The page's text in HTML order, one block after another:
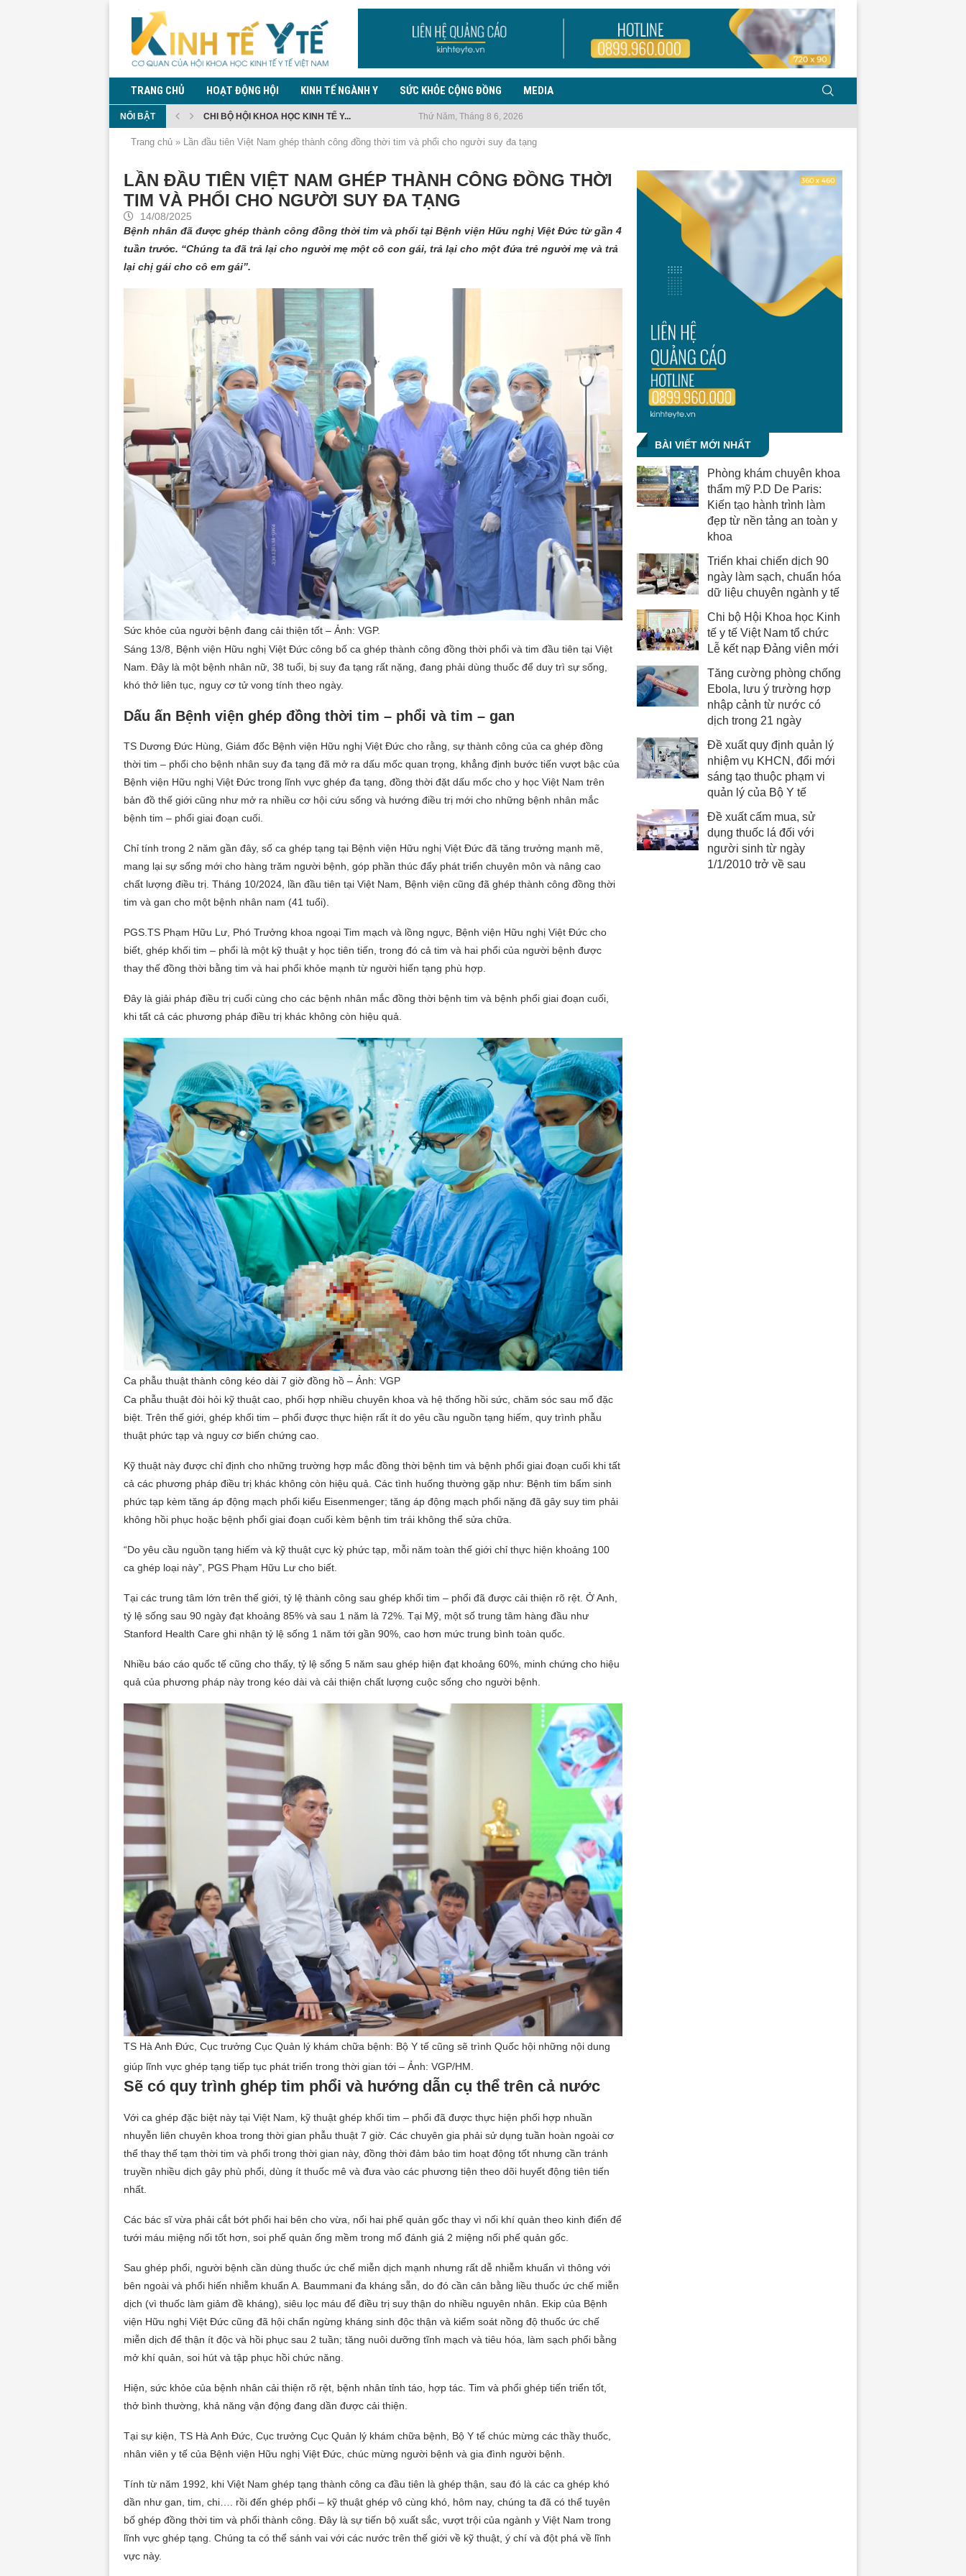
TRANG CHỦ HOẠT ĐỘNG HỘI KINH TẾ NGÀNH Y SỨC KHỎE CỘNG ĐỒNG MEDIA
NỔI BẬT CHI BỘ HỘI KHOA HỌC KINH TẾ Y...
TĂNG CƯỜNG PHÒNG CHỐNG EBOLA, LƯU Ý TRƯỜNG...
ĐỀ XUẤT QUY ĐỊNH QUẢN LÝ NHIỆM VỤ...
ĐỀ XUẤT CẤM MUA, SỬ DỤNG THUỐC LÁ...
BỘ Y TẾ THÔNG TIN DIỄN BIẾN PHỨC...
QUY ĐỊNH GIÁM SÁT TRONG PHÒNG, CHỐNG BỆNH...
KIỂM DỊCH Y TẾ ĐỐI VỚI NGƯỜI NHẬP...
PHÓ THỦ TƯỚNG PHẠM THỊ THANH TRÀ CHIA...
Thứ Năm, Tháng 8 6, 2026
Trang chủ » Lần đầu tiên Việt Nam ghép thành công đồng thời tim và phổi cho người suy đa tạng
LẦN ĐẦU TIÊN VIỆT NAM GHÉP THÀNH CÔNG ĐỒNG THỜI
TIM VÀ PHỔI CHO NGƯỜI SUY ĐA TẠNG
14/08/2025
Bệnh nhân đã được ghép thành công đồng thời tim và phổi tại Bệnh viện Hữu nghị Việt Đức từ gần 4
tuần trước. “Chúng ta đã trả lại cho người mẹ một cô con gái, trả lại cho một đứa trẻ người mẹ và trả
lại chị gái cho cô em gái”.
Sức khỏe của người bệnh đang cải thiện tốt – Ảnh: VGP.
Sáng 13/8, Bệnh viện Hữu nghị Việt Đức công bố ca ghép thành công đồng thời phổi và tim đầu tiên tại Việt
Nam. Đây là một bệnh nhân nữ, 38 tuổi, bị suy đa tạng rất nặng, đang phải dùng thuốc để duy trì sự sống,
khó thở liên tục, nguy cơ tử vong tính theo ngày.
Dấu ấn Bệnh viện ghép đồng thời tim – phổi và tim – gan
TS Dương Đức Hùng, Giám đốc Bệnh viện Hữu nghị Việt Đức cho rằng, sự thành công của ca ghép đồng
thời tim – phổi cho bệnh nhân suy đa tạng đã mở ra dấu mốc quan trọng, khẳng định bước tiến vượt bậc của
Bệnh viện Hữu nghị Việt Đức trong lĩnh vực ghép đa tạng, đồng thời đặt dấu mốc cho y học Việt Nam trên
bản đồ thế giới cũng như mở ra nhiều cơ hội cứu sống và hướng điều trị mới cho những bệnh nhân mắc
bệnh tim – phổi giai đoạn cuối.
Chỉ tính trong 2 năm gần đây, số ca ghép tạng tại Bệnh viện Hữu nghị Việt Đức đã tăng trưởng mạnh mẽ,
mang lại sự sống mới cho hàng trăm người bệnh, góp phần thúc đẩy phát triển chuyên môn và nâng cao
chất lượng điều trị. Tháng 10/2024, lần đầu tiên tại Việt Nam, Bệnh viện cũng đã ghép thành công đồng thời
tim và gan cho một bệnh nhân nam (41 tuổi).
PGS.TS Phạm Hữu Lư, Phó Trưởng khoa ngoại Tim mạch và lồng ngực, Bệnh viện Hữu nghị Việt Đức cho
biết, ghép khối tim – phổi là một kỹ thuật y học tiên tiến, trong đó cả tim và hai phổi của người bệnh được
thay thế đồng thời bằng tim và hai phổi khỏe mạnh từ người hiến tạng phù hợp.
Đây là giải pháp điều trị cuối cùng cho các bệnh nhân mắc đồng thời bệnh tim và bệnh phổi giai đoạn cuối,
khi tất cả các phương pháp điều trị khác không còn hiệu quả.
Ca phẫu thuật thành công kéo dài 7 giờ đồng hồ – Ảnh: VGP
Ca phẫu thuật đòi hỏi kỹ thuật cao, phối hợp nhiều chuyên khoa và hệ thống hồi sức, chăm sóc sau mổ đặc
biệt. Trên thế giới, ghép khối tim – phổi được thực hiện rất ít do yêu cầu nguồn tạng hiếm, quy trình phẫu
thuật phức tạp và nguy cơ biến chứng cao.
Kỹ thuật này được chỉ định cho những trường hợp mắc đồng thời bệnh tim và bệnh phổi giai đoạn cuối khi tất
cả các phương pháp điều trị khác không còn hiệu quả. Các tình huống thường gặp như: Bệnh tim bẩm sinh
phức tạp kèm tăng áp động mạch phổi kiểu Eisenmenger; tăng áp động mạch phổi nặng đã gây suy tim phải
không hồi phục hoặc bệnh phổi giai đoạn cuối kèm bệnh tim trái không thể sửa chữa.
“Do yêu cầu nguồn tạng hiếm và kỹ thuật cực kỳ phức tạp, mỗi năm toàn thế giới chỉ thực hiện khoảng 100
ca ghép loại này”, PGS Phạm Hữu Lư cho biết.
Tại các trung tâm lớn trên thế giới, tỷ lệ thành công sau ghép khối tim – phổi đã được cải thiện rõ rệt. Ở Anh,
tỷ lệ sống sau 90 ngày đạt khoảng 85% và sau 1 năm là 72%. Tại Mỹ, một số trung tâm hàng đầu như
Stanford Health Care ghi nhận tỷ lệ sống 1 năm tới gần 90%, cao hơn mức trung bình toàn quốc.
Nhiều báo cáo quốc tế cũng cho thấy, tỷ lệ sống 5 năm sau ghép hiện đạt khoảng 60%, minh chứng cho hiệu
quả của phương pháp này trong kéo dài và cải thiện chất lượng cuộc sống cho người bệnh.
TS Hà Anh Đức, Cục trưởng Cục Quản lý khám chữa bệnh: Bộ Y tế cũng sẽ trình Quốc hội những nội dung
giúp lĩnh vực ghép tạng tiếp tục phát triển trong thời gian tới – Ảnh: VGP/HM.
Sẽ có quy trình ghép tim phổi và hướng dẫn cụ thể trên cả nước
Với ca ghép đặc biệt này tại Việt Nam, kỹ thuật ghép khối tim – phổi đã được thực hiện phối hợp nhuần
nhuyễn liên chuyên khoa trong thời gian phẫu thuật 7 giờ. Các chuyên gia phải sử dụng tuần hoàn ngoài cơ
thể thay thế tạm thời tim và phổi trong thời gian này, đồng thời đảm bảo tim hoạt động tốt nhưng cần tránh
truyền nhiều dịch gây phù phổi, dùng ít thuốc mê và đưa vào các phương tiện theo dõi huyết động tiên tiến
nhất.
Các bác sĩ vừa phải cắt bớt phổi hai bên cho vừa, nối hai phế quản gốc thay vì nối khí quản theo kinh điển để
tưới máu miệng nối tốt hơn, soi phế quản ống mềm trong mổ đánh giá 2 miệng nối phế quản gốc.
Sau ghép phổi, người bệnh cần dùng thuốc ức chế miễn dịch mạnh nhưng rất dễ nhiễm khuẩn vì thông với
bên ngoài và phổi hiến nhiễm khuẩn A. Baummani đa kháng sẵn, do đó cần cân bằng liều thuốc ức chế miễn
dịch (vì thuốc làm giảm đề kháng), siêu lọc máu để điều trị suy thận do nhiều nguyên nhân. Ekip của Bệnh
viện Hữu nghị Việt Đức cũng đã hội chẩn ngừng kháng sinh độc thận và kiểm soát nồng độ thuốc ức chế
miễn dịch để thận ít độc và hồi phục sau 2 tuần; tăng nuôi dưỡng tĩnh mạch và tiêu hóa, làm sạch phổi bằng
mở khí quản, soi hút và tập phục hồi chức năng.
Hiện, sức khỏe của bệnh nhân cải thiện rõ rệt, bệnh nhân tỉnh táo, hợp tác. Tim và phổi ghép tiến triển tốt,
thở bình thường, khả năng vận động đang dần được cải thiện.
Tại sự kiện, TS Hà Anh Đức, Cục trưởng Cục Quản lý khám chữa bệnh, Bộ Y tế chúc mừng các thầy thuốc,
nhân viên y tế của Bệnh viện Hữu nghị Việt Đức, chúc mừng người bệnh và gia đình người bệnh.
Tính từ năm 1992, khi Việt Nam ghép tạng thành công ca đầu tiên là ghép thận, sau đó là các ca ghép khó
dần như gan, tim, chi…. rồi đến ghép phổi – kỹ thuật ghép vô cùng khó, hôm nay, chúng ta đã có thể tuyên
bố ghép đồng thời tim và phổi thành công. Đây là sự tiến bộ xuất sắc, vượt trội của ngành y Việt Nam trong
lĩnh vực ghép tạng. Chúng ta có thể sánh vai với các nước trên thế giới về kỹ thuật, ý chí và đột phá về lĩnh
vực này.
BÀI VIẾT MỚI NHẤT
Phòng khám chuyên khoa
thẩm mỹ P.D De Paris:
Kiến tạo hành trình làm
đẹp từ nền tảng an toàn y
khoa
Triển khai chiến dịch 90
ngày làm sạch, chuẩn hóa
dữ liệu chuyên ngành y tế
Chi bộ Hội Khoa học Kinh
tế y tế Việt Nam tổ chức
Lễ kết nạp Đảng viên mới
Tăng cường phòng chống
Ebola, lưu ý trường hợp
nhập cảnh từ nước có
dịch trong 21 ngày
Đề xuất quy định quản lý
nhiệm vụ KHCN, đổi mới
sáng tạo thuộc phạm vi
quản lý của Bộ Y tế
Đề xuất cấm mua, sử
dụng thuốc lá đối với
người sinh từ ngày
1/1/2010 trở về sau